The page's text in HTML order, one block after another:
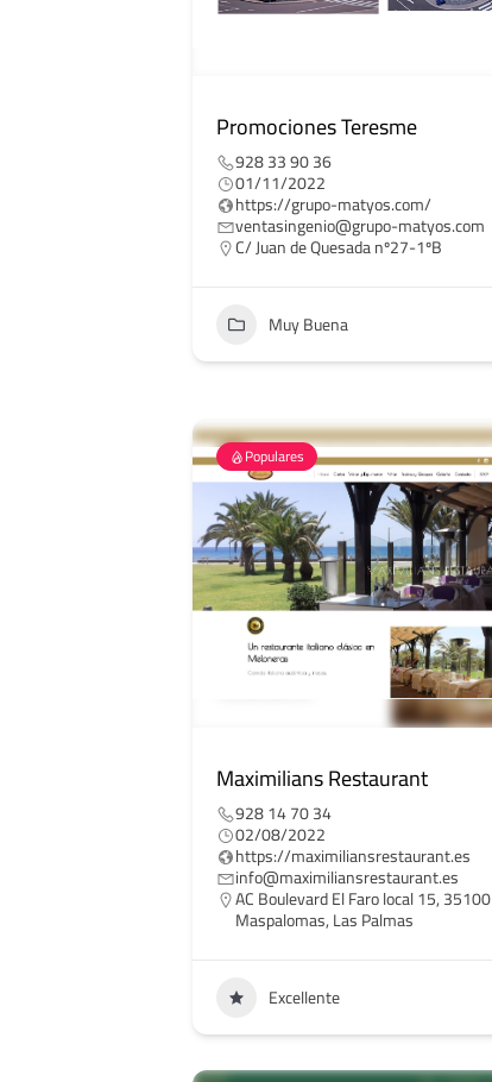
Promociones Teresme
928 33 90 36
01/11/2022
https://grupo-matyos.com/
ventasingenio@grupo-matyos.com
C/ Juan de Quesada nº27-1ºB
Muy Buena
Populares
Maximilians Restaurant
928 14 70 34
02/08/2022
https://maximiliansrestaurant.es
info@maximiliansrestaurant.es
AC Boulevard El Faro local 15, 35100
Maspalomas, Las Palmas
Excellente